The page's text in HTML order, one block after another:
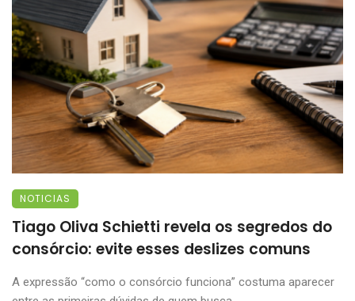
NOTICIAS
Tiago Oliva Schietti revela os segredos do
consórcio: evite esses deslizes comuns
A expressão “como o consórcio funciona” costuma aparecer